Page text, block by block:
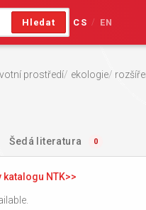
Hledat CS / EN
prostředí ekologie
Šedá literatura 0
katalogu NTK